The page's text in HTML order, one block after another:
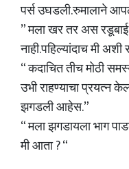
पर्स उघडली.रुमालाने
” मला खर तर अस
नाही.पहिल्यांदाच मी
“ कदाचित तीच मोठी
उभी राहण्याचा प्रयत्न
झगडली आहेस.”
“ मला झगडायला भाग
मी आता ? “